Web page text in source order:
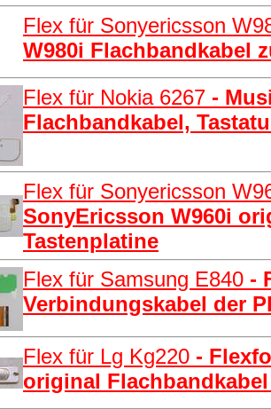
Flex für Sonyericsson
W980i Flachbandkabel
Flex für Nokia 6267 -
Flachbandkabel,
Flex für Sonyericsson
SonyEricsson W960i
Tastenplatine
Flex für Samsung E840 -
Verbindungskabel der
Flex für Lg Kg220 -
original